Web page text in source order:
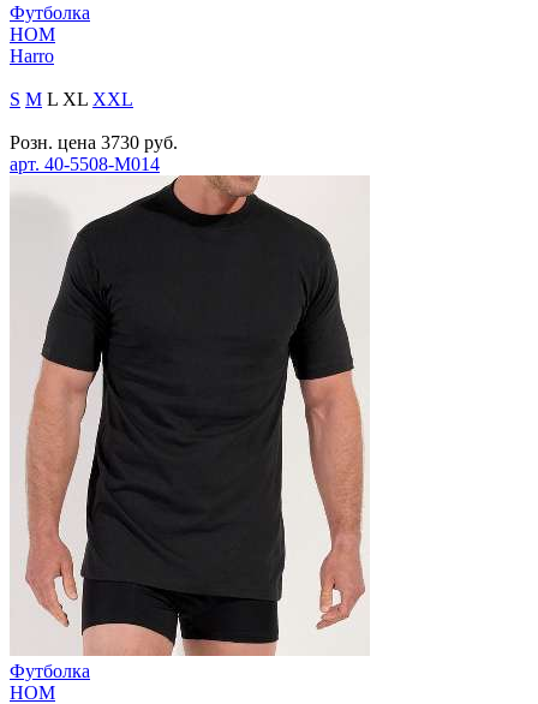
Футболка
HOM
Harro
S M L XL XXL
Розн. цена 3730 руб.
арт. 40-5508-M014
Футболка
HOM